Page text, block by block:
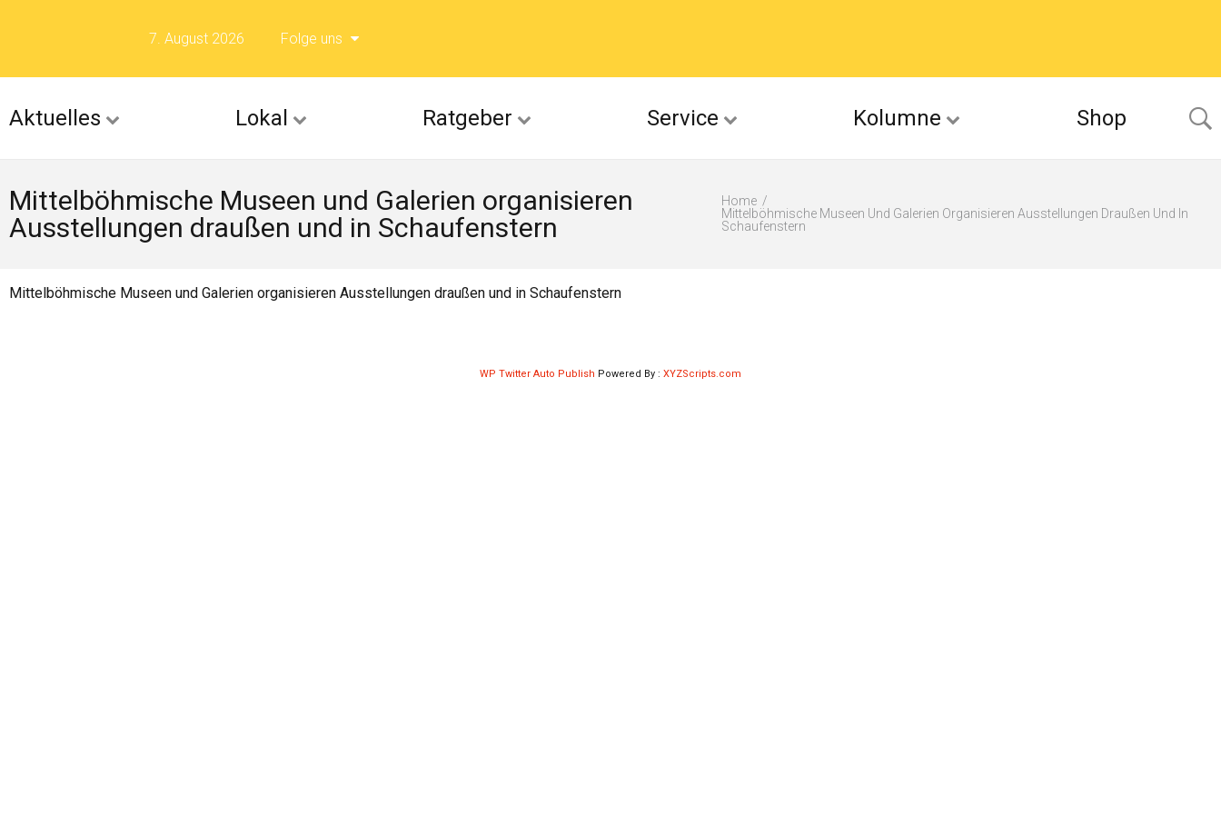
7. August 2026 Folge uns
Folge uns auf Flickr
Folge uns auf Issuu
Aktuelles Lokal Ratgeber Service Kolumne Shop
Mittelböhmische Museen und Galerien organisieren
Ausstellungen draußen und in Schaufenstern
Home
Mittelböhmische Museen Und Galerien Organisieren Ausstellungen Draußen Und In
Schaufenstern
Mittelböhmische Museen und Galerien organisieren Ausstellungen draußen und in Schaufenstern
WP Twitter Auto Publish Powered By : XYZScripts.com